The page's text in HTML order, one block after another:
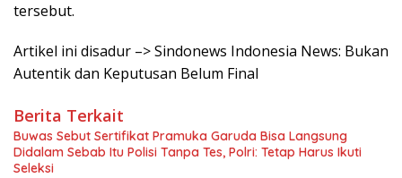
tersebut.
Artikel ini disadur –> Sindonews Indonesia News: Bukan
Autentik dan Keputusan Belum Final
Berita Terkait
Buwas Sebut Sertifikat Pramuka Garuda Bisa Langsung
Didalam Sebab Itu Polisi Tanpa Tes, Polri: Tetap Harus Ikuti
Seleksi